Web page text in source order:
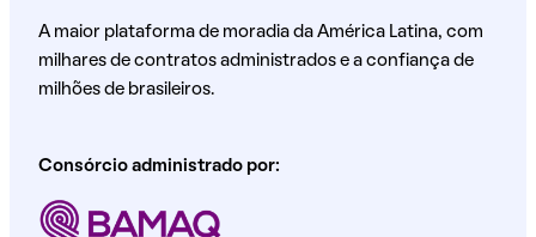
A maior plataforma de moradia da América Latina, com
milhares de contratos administrados e a confiança de
milhões de brasileiros.
Consórcio administrado por: